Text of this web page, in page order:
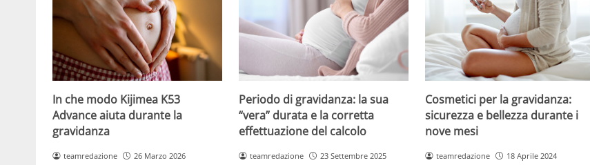
In che modo Kijimea K53
Advance aiuta durante la
gravidanza
teamredazione 26 Marzo 2026
Periodo di gravidanza: la sua
“vera” durata e la corretta
effettuazione del calcolo
teamredazione 23 Settembre 2025
Cosmetici per la gravidanza:
sicurezza e bellezza durante i
nove mesi
teamredazione 18 Aprile 2024